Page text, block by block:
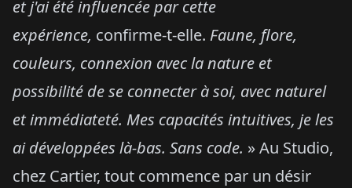
et j'ai été influencée par cette
expérience, confirme-t-elle. Faune, flore,
couleurs, connexion avec la nature et
possibilité de se connecter à soi, avec naturel
et immédiateté. Mes capacités intuitives, je les
ai développées là-bas. Sans code. » Au Studio,
chez Cartier, tout commence par un désir